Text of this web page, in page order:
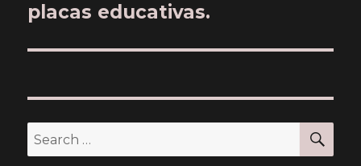
post:
placas educativas.
Search
for: